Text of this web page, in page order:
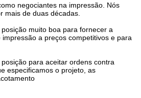
negociantes na impressão. Nós
mais de duas décadas.
muito boa para fornecer a
a preços competitivos e para
para aceitar ordens contra
especificamos o projeto, as